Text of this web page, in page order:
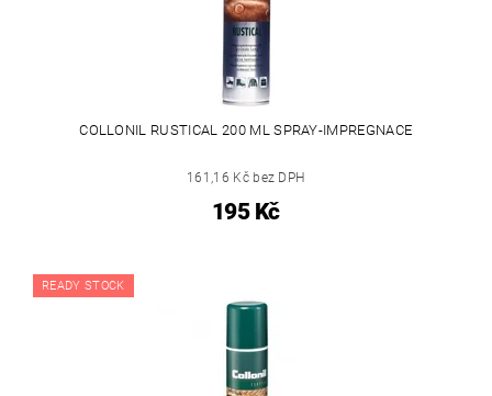
COLLONIL RUSTICAL 200 ML SPRAY-IMPREGNACE
161,16 Kč bez DPH
195 Kč
READY STOCK